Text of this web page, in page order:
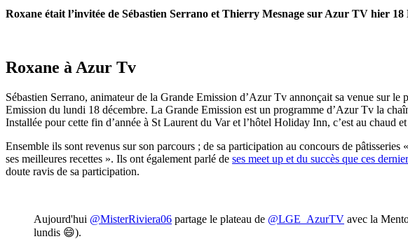
Roxane était l’invitée de Sébastien Serrano et Thierry Mesnage sur Azur TV hier
Roxane à Azur Tv
Sébastien Serrano, animateur de la Grande Emission d’Azur Tv annonçait sa venue sur
Emission du lundi 18 décembre. La Grande Emission est un programme d’Azur Tv la
Installée pour cette fin d’année à St Laurent du Var et l’hôtel Holiday Inn, c’est au chaud
Ensemble ils sont revenus sur son parcours ; de sa participation au concours de
ses meilleures recettes ». Ils ont également parlé de ses meet up et du succès que ces
doute ravis de sa participation.
Aujourd'hui @MisterRiviera06 partage le plateau de @LGE_AzurTV avec la
lundis 😄).